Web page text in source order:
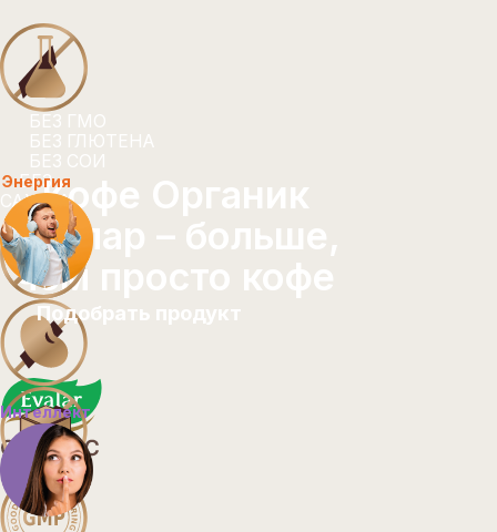
КАЧЕСТВА
Энергия
Интеллект
Выбери кофе
для себя